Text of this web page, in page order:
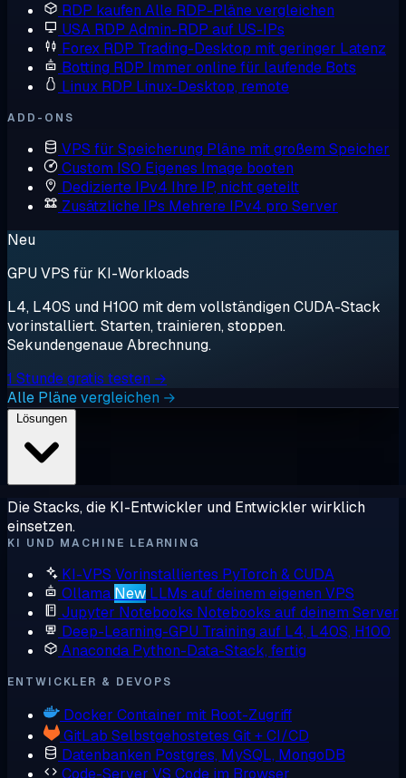
RDP kaufen Alle RDP-Pläne vergleichen
USA RDP Admin-RDP auf US-IPs
Forex RDP Trading-Desktop mit geringer Latenz
Botting RDP Immer online für laufende Bots
Linux RDP Linux-Desktop, remote
ADD-ONS
VPS für Speicherung Pläne mit großem Speicher
Custom ISO Eigenes Image booten
Dedizierte IPv4 Ihre IP, nicht geteilt
Zusätzliche IPs Mehrere IPv4 pro Server
Neu
GPU VPS für KI-Workloads
L4, L40S und H100 mit dem vollständigen CUDA-Stack
vorinstalliert. Starten, trainieren, stoppen.
Sekundengenaue Abrechnung.
1 Stunde gratis testen →
Alle Pläne vergleichen →
Die Stacks, die KI-Entwickler und Entwickler wirklich
einsetzen.
KI UND MACHINE LEARNING
KI-VPS Vorinstalliertes PyTorch & CUDA
Ollama New LLMs auf deinem eigenen VPS
Jupyter Notebooks Notebooks auf deinem Server
Deep-Learning-GPU Training auf L4, L40S, H100
Anaconda Python-Data-Stack, fertig
ENTWICKLER & DEVOPS
Docker Container mit Root-Zugriff
GitLab Selbstgehostetes Git + CI/CD
Datenbanken Postgres, MySQL, MongoDB
Code-Server VS Code im Browser